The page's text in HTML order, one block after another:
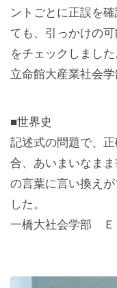
ントごとに正誤を
ても、引っかけの
をチェックしました
立命館大産業社会
■世界史
記述式の問題で、
合、あいまいなま
の言葉に言い換え
した。
一橋大社会学部 Ｅ